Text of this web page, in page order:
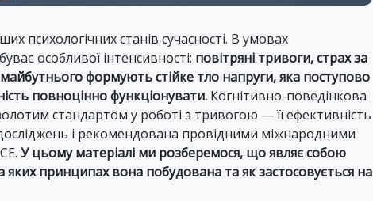
психологічних станів сучасності. В умовах
особливої інтенсивності: повітряні тривоги, страх за
формують стійке тло напруги, яка поступово
повноцінно функціонувати. Когнітивно-поведінкова
стандартом у роботі з тривогою — її ефективність
досліджень і рекомендована провідними міжнародними
У цьому матеріалі ми розберемося, що являє собою
принципах вона побудована та як застосовується на